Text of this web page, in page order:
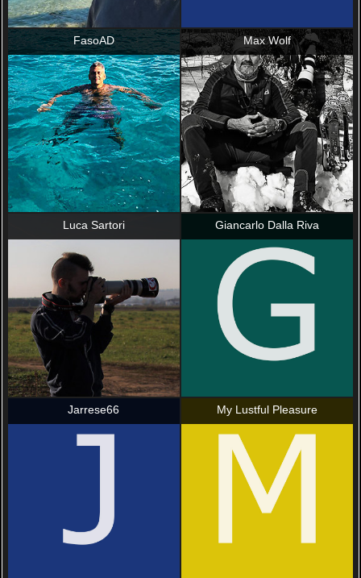
FasoAD Max Wolf
Luca Sartori Giancarlo Dalla Riva
Jarrese66 My Lustful Pleasure